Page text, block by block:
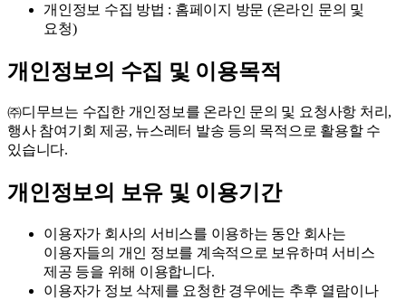
개인정보 수집 방법 : 홈페이지 방문 (온라인 문의 및
요청)
개인정보의 수집 및 이용목적
㈜디무브는 수집한 개인정보를 온라인 문의 및 요청사항 처리,
행사 참여기회 제공, 뉴스레터 발송 등의 목적으로 활용할 수
있습니다.
개인정보의 보유 및 이용기간
이용자가 회사의 서비스를 이용하는 동안 회사는
이용자들의 개인 정보를 계속적으로 보유하며 서비스
제공 등을 위해 이용합니다.
이용자가 정보 삭제를 요청한 경우에는 추후 열람이나